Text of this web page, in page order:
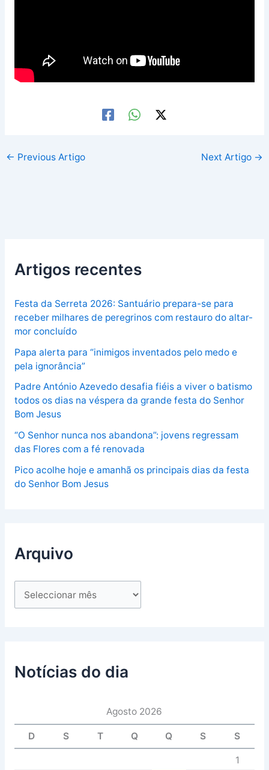
← Previous Artigo Next Artigo →
Artigos recentes
Festa da Serreta 2026: Santuário prepara-se para
receber milhares de peregrinos com restauro do altar-
mor concluído
Papa alerta para “inimigos inventados pelo medo e
pela ignorância”
Padre António Azevedo desafia fiéis a viver o batismo
todos os dias na véspera da grande festa do Senhor
Bom Jesus
“O Senhor nunca nos abandona”: jovens regressam
das Flores com a fé renovada
Pico acolhe hoje e amanhã os principais dias da festa
do Senhor Bom Jesus
Arquivo
Notícias do dia
Agosto 2026
D S T Q Q S S
1